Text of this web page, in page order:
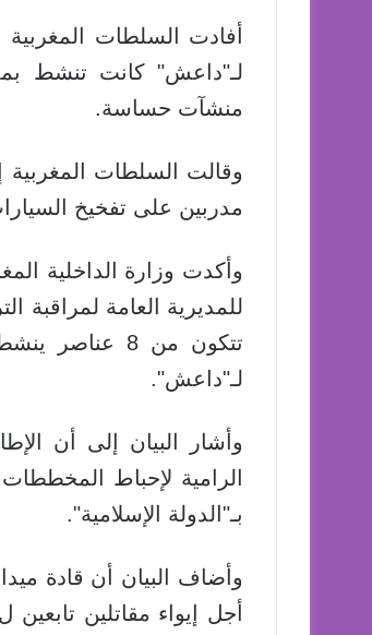
لـ"داعش" كانت تنشط
منشآت حساسة.
وقالت السلطات المغربية
مدربين على تفخيخ
وأكدت وزارة الداخلية
للمديرية العامة لمراقبة
تتكون من 8
لـ"داعش".
وأشار البيان إلى أن
الرامية لإحباط
بـ"الدولة الإسلامية".
وأضاف البيان أن قادة
أجل إيواء مقاتلين